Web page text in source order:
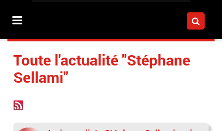
Toute l'actualité "Stéphane
Sellami"